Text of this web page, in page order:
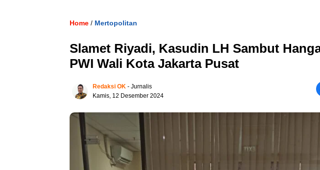
Home / Mertopolitan
Slamet Riyadi, Kasudin LH Sambut
PWI Wali Kota Jakarta Pusat
Redaksi OK - Jurnalis
Kamis, 12 Desember 2024